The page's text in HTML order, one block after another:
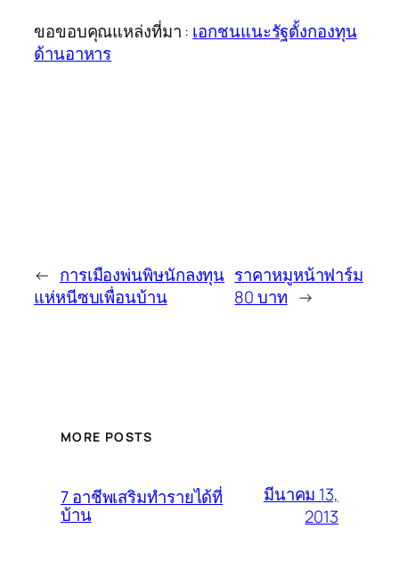
ขอขอบคุณแหล่งที่มา : เอกชนแนะรัฐตั้งกองทุน
ด้านอาหาร
← การเมืองพ่นพิษนักลงทุน
แห่หนีซบเพื่อนบ้าน
ราคาหมูหน้าฟาร์ม
80 บาท →
MORE POSTS
7 อาชีพเสริมทำรายได้ที่
บ้าน
มีนาคม 13,
2013